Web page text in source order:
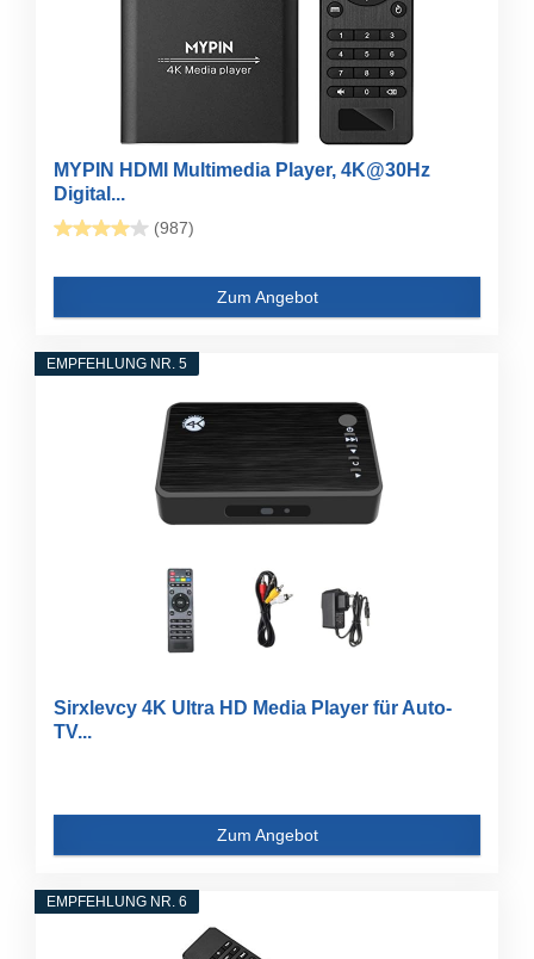
MYPIN HDMI Multimedia Player, 4K@30Hz
Digital...
(987)
Zum Angebot
EMPFEHLUNG NR. 5
Sirxlevcy 4K Ultra HD Media Player für Auto-
TV...
Zum Angebot
EMPFEHLUNG NR. 6